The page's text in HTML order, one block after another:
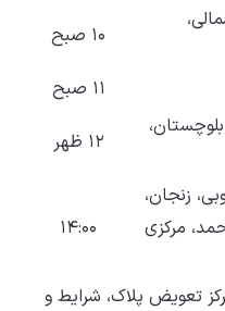
۱۰ صبح
۱۱ صبح
۱۲ ظهر
زنجان،
مرکزی
۱۴:۰۰
تعویض پلاک، شرایط و